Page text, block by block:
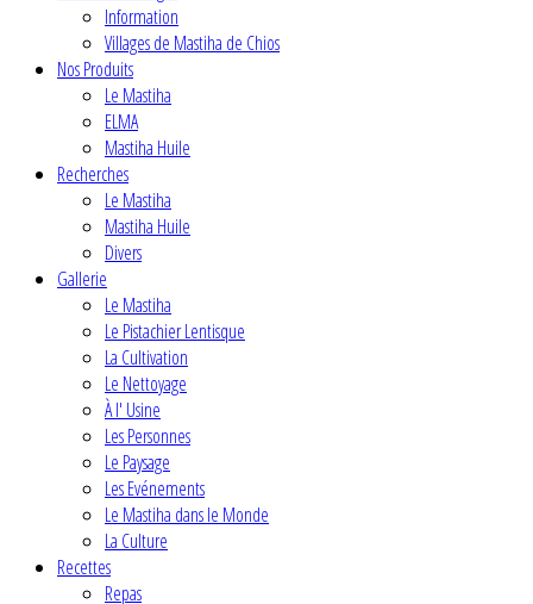
Information
Villages de Mastiha de Chios
Nos Produits
Le Mastiha
ELMA
Mastiha Huile
Recherches
Le Mastiha
Mastiha Huile
Divers
Gallerie
Le Mastiha
Le Pistachier Lentisque
La Cultivation
Le Nettoyage
À l' Usine
Les Personnes
Le Paysage
Les Evénements
Le Mastiha dans le Monde
La Culture
Recettes
Repas